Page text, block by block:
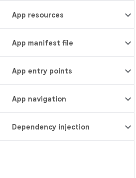
App resources
App manifest file
App entry points
App navigation
Dependency injection